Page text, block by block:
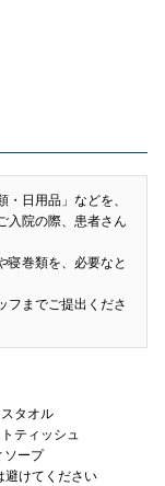
日用品」などを、
入院の際、患者さん
寝巻類を、必要なと
フまでご提出くださ
タオル
ィッシュ
ープ
けてください